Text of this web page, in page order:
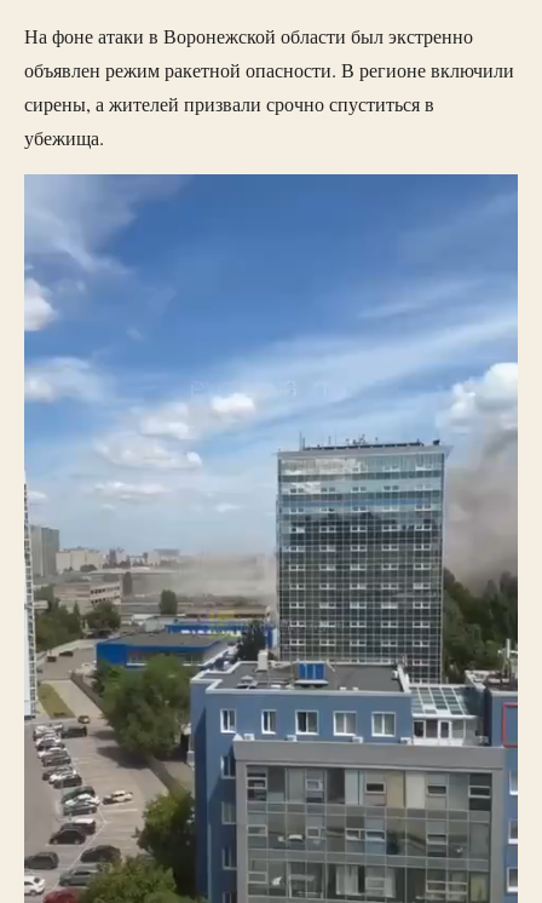
На фоне атаки в Воронежской области был экстренно
объявлен режим ракетной опасности. В регионе включили
сирены, а жителей призвали срочно спуститься в
убежища.